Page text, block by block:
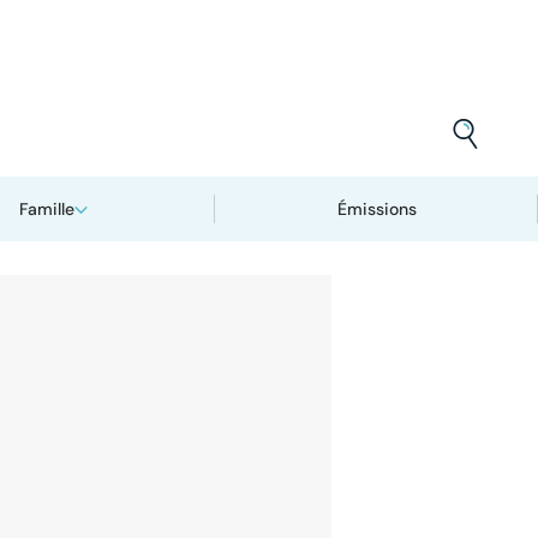
Famille Émissions